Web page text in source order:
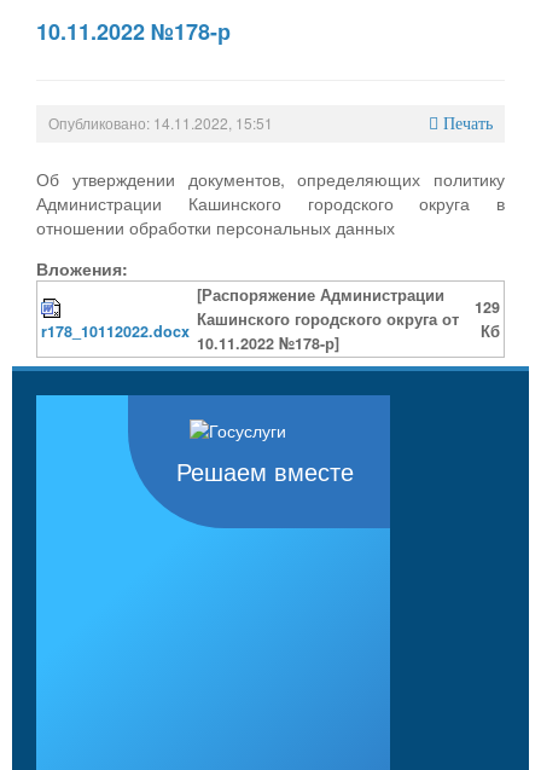
10.11.2022 №178-р
Опубликовано: 14.11.2022, 15:51 Печать
Об утверждении документов, определяющих политику
Администрации Кашинского городского округа в
отношении обработки персональных данных
Вложения:
r178_10112022.docx
[Распоряжение Администрации
Кашинского городского округа от
10.11.2022 №178-р]
129
Кб
Решаем вместе